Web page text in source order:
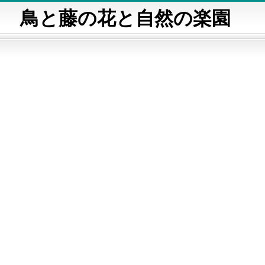
鳥と藤の花と自然の楽園